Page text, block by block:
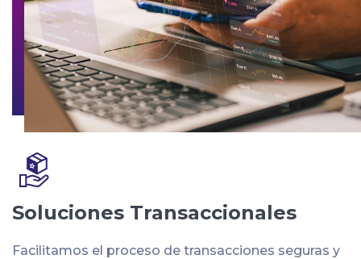
Soluciones Transaccionales
Facilitamos el proceso de transacciones seguras y